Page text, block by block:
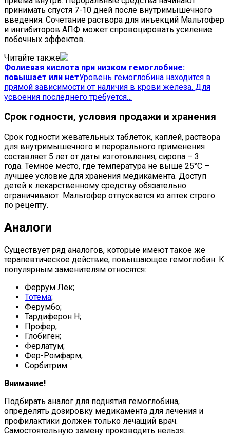
принимать спустя 7-10 дней после внутримышечного
введения. Сочетание раствора для инъекций Мальтофер
и ингибиторов АПФ может спровоцировать усиление
побочных эффектов.
Читайте также
Фолиевая кислота при низком гемоглобине:
повышает или нетУровень гемоглобина находится в
прямой зависимости от наличия в крови железа. Для
усвоения последнего требуется…
Срок годности, условия продажи и хранения
Срок годности жевательных таблеток, каплей, раствора
для внутримышечного и перорального применения
составляет 5 лет от даты изготовления, сиропа – 3
года. Темное место, где температура не выше 25°С –
лучшее условие для хранения медикамента. Доступ
детей к лекарственному средству обязательно
ограничивают. Мальтофер отпускается из аптек строго
по рецепту.
Аналоги
Существует ряд аналогов, которые имеют такое же
терапевтическое действие, повышающее гемоглобин. К
популярным заменителям относятся:
Феррум Лек;
Тотема;
Ферумбо;
Тардиферон Н;
Профер;
Глобиген;
Ферлатум;
Фер-Ромфарм;
Сорбитрим.
Внимание!
Подбирать аналог для поднятия гемоглобина,
определять дозировку медикамента для лечения и
профилактики должен только лечащий врач.
Самостоятельную замену производить нельзя.